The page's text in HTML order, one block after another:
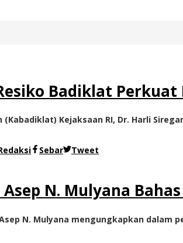
Badiklat Perkuat
Kejaksaan RI, Dr. Harli
Sebar Tweet
N. Mulyana
N. Mulyana mengungkapkan dalam